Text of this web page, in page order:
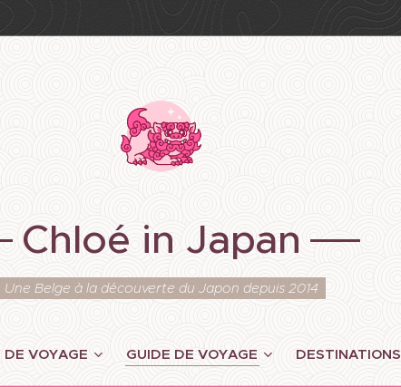
Chloé in Japan
Une Belge à la découverte du Japon depuis 2014
DE VOYAGE GUIDE DE VOYAGE DESTINATIONS